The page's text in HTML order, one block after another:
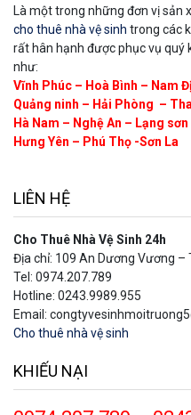
Là một trong những đơn vị sản
cho thuê nhà vệ sinh trong các
rất hân hạnh được phục vụ quý
như:
Vĩnh Phúc – Hoà Bình – Nam
Quảng ninh – Hải Phòng –
Hà Nam – Nghệ An – Lạng sơn
Hưng Yên – Phú Thọ -Sơn La
LIÊN HỆ
Cho Thuê Nhà Vệ Sinh 24h
Địa chỉ: 109 An Dương Vương –
Tel: 0974.207.789
Hotline: 0243.9989.955
Email:
Cho thuê nhà vệ sinh
KHIẾU NẠI